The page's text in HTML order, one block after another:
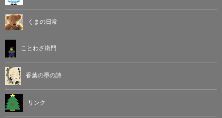
くまの日常
ことわざ衛門
香葉の墨の詩
リンク